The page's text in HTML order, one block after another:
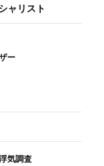
ャリスト
ー
気調査